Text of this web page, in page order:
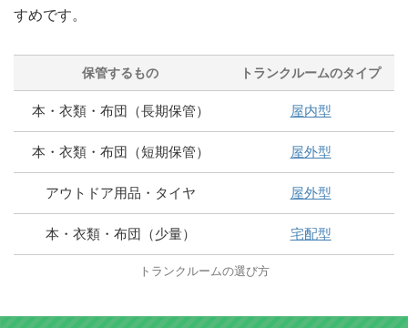
すめです。
保管するもの トランクルームのタイプ
本・衣類・布団（長期保管） 屋内型
本・衣類・布団（短期保管） 屋外型
アウトドア用品・タイヤ 屋外型
本・衣類・布団（少量） 宅配型
トランクルームの選び方